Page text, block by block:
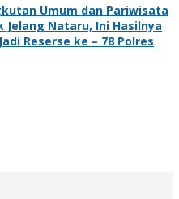
Umum dan Pariwisata
Nataru, Ini Hasilnya
Reserse ke – 78 Polres